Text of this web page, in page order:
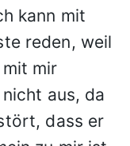
kann mit
reden, weil
mir
aus, da
dass er